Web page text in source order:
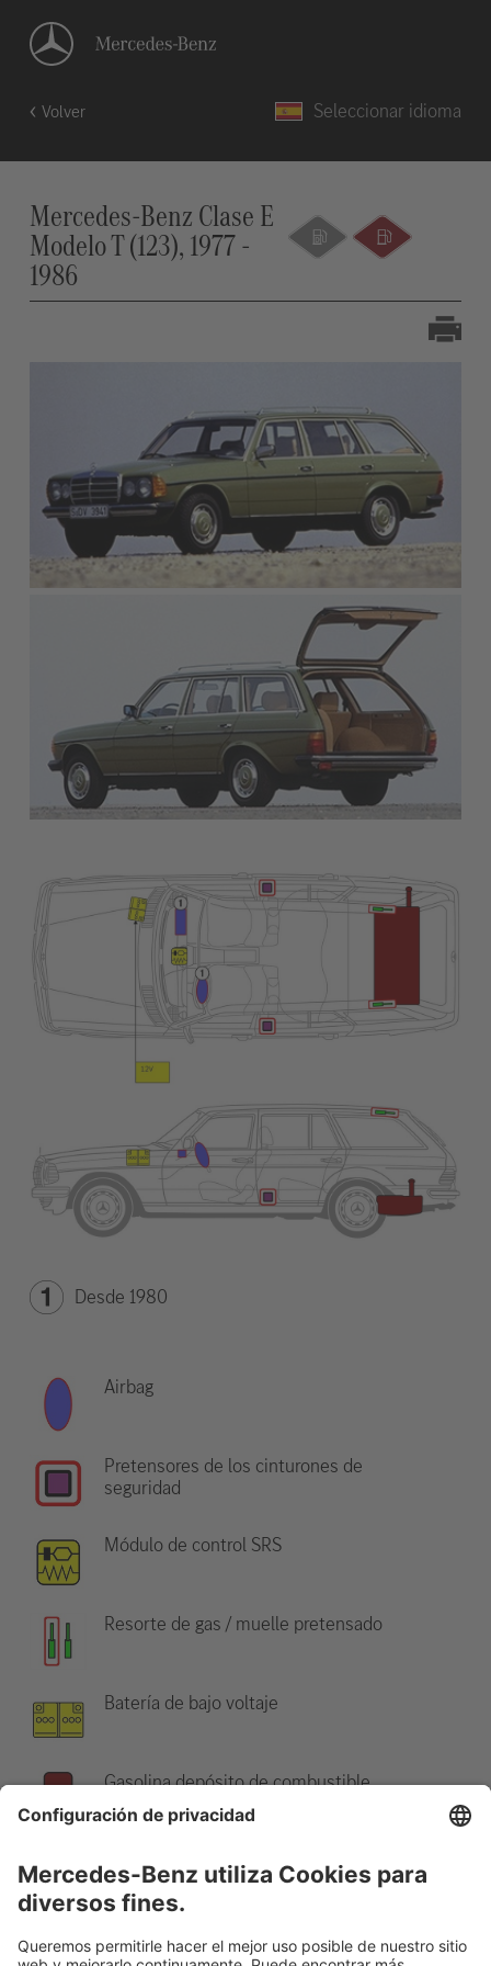
Volver Seleccionar idioma
Mercedes-Benz Clase E
Modelo T (123), 1977 -
1986
Desde 1980
Airbag
Pretensores de los cinturones de
seguridad
Módulo de control SRS
Resorte de gas / muelle pretensado
Batería de bajo voltaje
Gasolina depósito de combustible
Indicación:Hay más información en nuestraguía de rescate.